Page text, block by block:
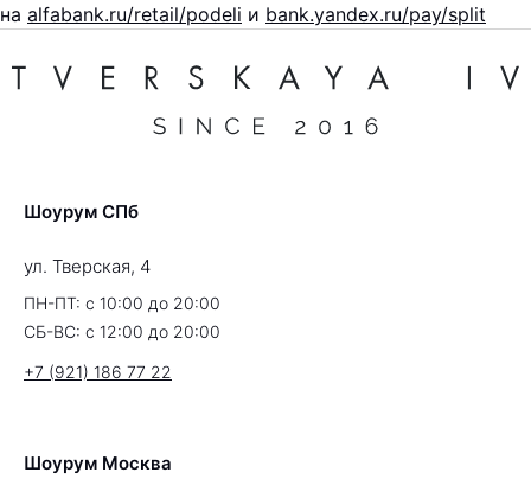
на alfabank.ru/retail/podeli и bank.yandex.ru/pay/split
Шоурум СПб
ул. Тверская, 4
ПН-ПТ: с 10:00 до 20:00
СБ-ВС: с 12:00 до 20:00
+7 (921) 186 77 22
Шоурум Москва